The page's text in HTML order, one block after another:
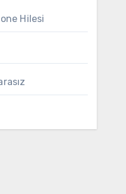
Hilesi